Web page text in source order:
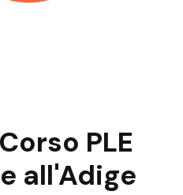
PLE
all'Adige